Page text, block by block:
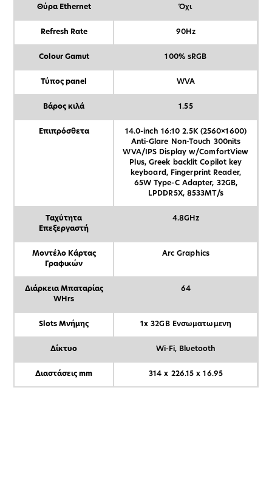
Θύρα Ethernet Όχι
Refresh Rate 90Hz
Colour Gamut 100% sRGB
Τύπος panel WVA
Βάρος κιλά 1.55
Επιπρόσθετα
14.0-inch 16:10 2.5K (2560×1600)
Anti-Glare Non-Touch 300nits
WVA/IPS Display w/ComfortView
Plus, Greek backlit Copilot key
keyboard, Fingerprint Reader,
65W Type-C Adapter, 32GB,
LPDDR5X, 8533MT/s
Ταχύτητα
Επεξεργαστή
4.8GHz
Μοντέλο Κάρτας
Γραφικών
Arc Graphics
Διάρκεια Μπαταρίας
WHrs
64
Slots Μνήμης 1x 32GB Ενσωματωμενη
Δίκτυο Wi-Fi, Bluetooth
Διαστάσεις mm 314 x 226.15 x 16.95